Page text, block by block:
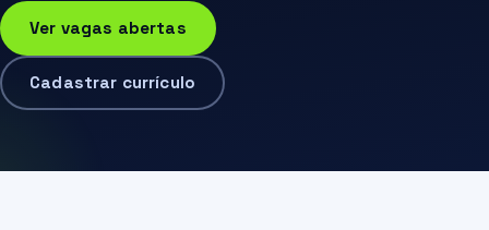
Ver vagas abertas
Cadastrar currículo